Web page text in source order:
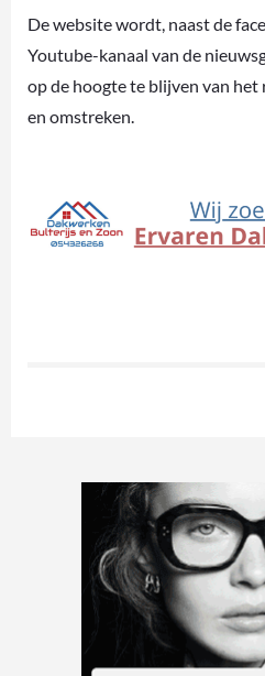
De website wordt, naast de
Youtube-kanaal van de
op de hoogte te blijven van het
en omstreken.